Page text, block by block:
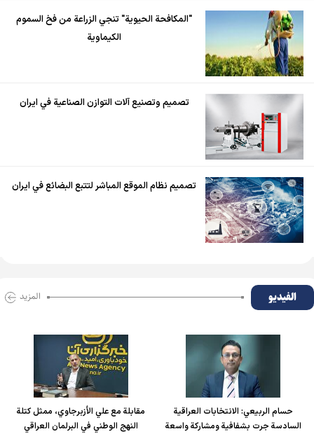
"المكافحة الحيوية" تنجي الزراعة من فخ السموم
الكيماوية
تصميم وتصنيع آلات التوازن الصناعية في ايران
تصميم نظام الموقع المباشر لتتبع البضائع في ايران
الفیدیو المزید
حسام الربیعي: الانتخابات العراقية
السادسة جرت بشفافية ومشاركة واسعة
مقابلة مع علي الأزبرجاوي، ممثل كتلة
النهج الوطني في البرلمان العراقي